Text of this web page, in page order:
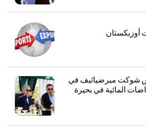
شوكت ميرضيائيف في
المائية في بحيرة